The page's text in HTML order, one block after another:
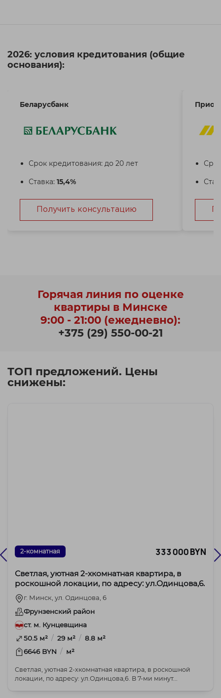
2026: условия кредитования (общие
основания):
Беларусбанк
Срок кредитования: до 20 лет
Ставка: 15,4%
Получить консультацию
Горячая линия по оценке
квартиры в Минске
9:00 - 21:00 (ежедневно):
+375 (29) 550-00-21
ТОП предложений. Цены
снижены:
2-комнатная 333 000 BYN
Светлая, уютная 2-хкомнатная квартира, в
роскошной локации, по адресу: ул.Одинцова,6.
г. Минск, ул. Одинцова, 6
Фрунзенский район
ст. м. Кунцевщина
50.5 м² / 29 м² / 8.8 м²
6646 BYN / м²
Светлая, уютная 2-хкомнатная квартира, в роскошной
локации, по адресу: ул.Одинцова,6. В 7-ми минут...